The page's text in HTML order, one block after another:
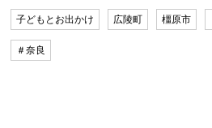
子どもとお出かけ 広陵町 橿原市
＃奈良